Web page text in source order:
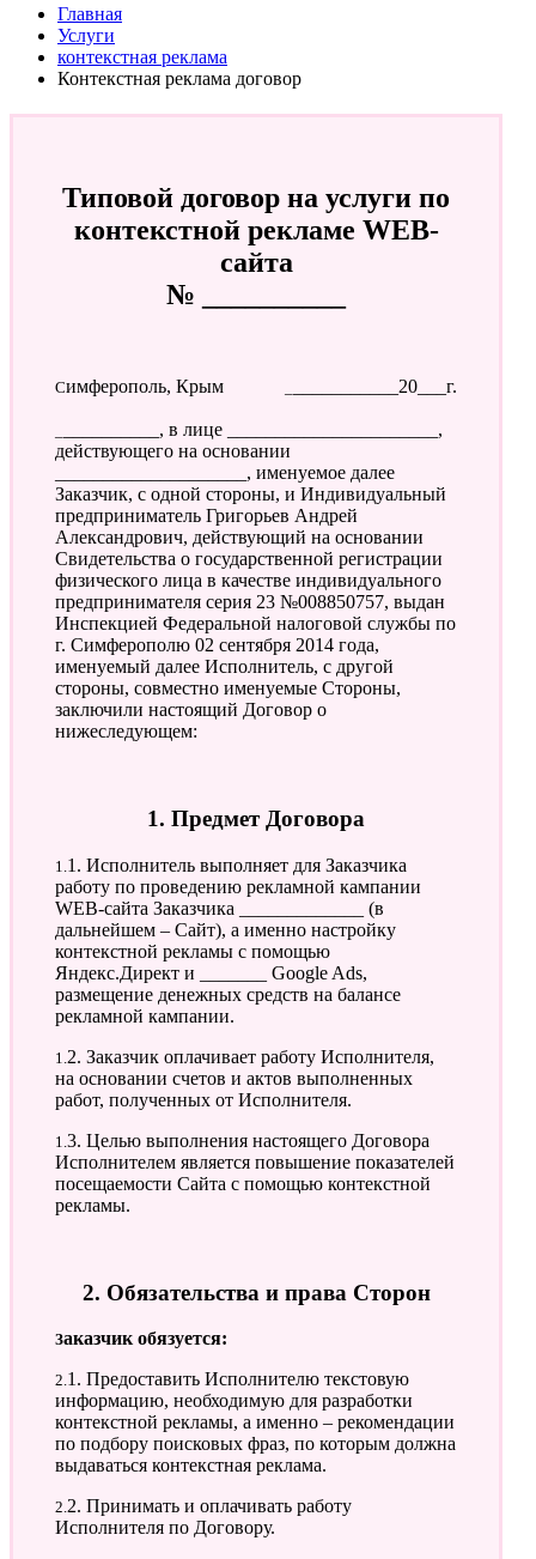
Главная
Услуги
контекстная реклама
Контекстная реклама договор
Типовой договор на услуги по
контекстной рекламе WEB-
сайта
№ __________
____________20___г.
Симферополь, Крым
действующего на основании
____________________, именуемое далее
Заказчик, с одной стороны, и Индивидуальный
предприниматель Григорьев Андрей
Александрович, действующий на основании
Свидетельства о государственной регистрации
физического лица в качестве индивидуального
предпринимателя серия 23 №008850757, выдан
Инспекцией Федеральной налоговой службы по
г. Симферополю 02 сентября 2014 года,
именуемый далее Исполнитель, с другой
стороны, совместно именуемые Стороны,
заключили настоящий Договор о
нижеследующем:
1. Предмет Договора
1.1. Исполнитель выполняет для Заказчика
работу по проведению рекламной кампании
WEB-сайта Заказчика _____________ (в
дальнейшем – Сайт), а именно настройку
контекстной рекламы с помощью
Яндекс.Директ и _______ Google Ads,
размещение денежных средств на балансе
рекламной кампании.
1.2. Заказчик оплачивает работу Исполнителя,
на основании счетов и актов выполненных
работ, полученных от Исполнителя.
1.3. Целью выполнения настоящего Договора
Исполнителем является повышение показателей
посещаемости Сайта с помощью контекстной
рекламы.
2. Обязательства и права Сторон
Заказчик обязуется:
2.1. Предоставить Исполнителю текстовую
информацию, необходимую для разработки
контекстной рекламы, а именно – рекомендации
по подбору поисковых фраз, по которым должна
выдаваться контекстная реклама.
2.2. Принимать и оплачивать работу
Исполнителя по Договору.